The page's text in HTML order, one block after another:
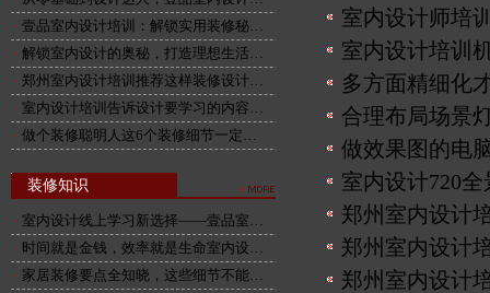
壹品室内设计培训：解锁实用装修秘…
解锁室内设计的奥秘，打造理想生活…
郑州室内设计培训推荐这样装修设计…
室内设计培训告诉设计要学习的内容…
做个装修聪明人这6个装修细节一定…
装修知识
室内设计线上学习新选择——壹品室…
时间就是金钱，效率就是生命室内设…
家居装修要点全知晓，这些细节不能…
室内设计师培
室内设计培训
多方面精细化
合理布局场景
做效果图的电
室内设计720
郑州室内设计
郑州室内设计
郑州室内设计